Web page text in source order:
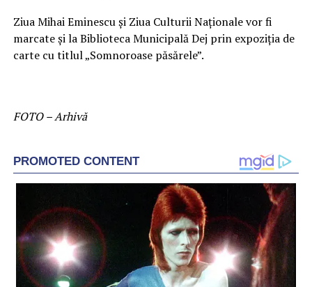
Ziua Mihai Eminescu și Ziua Culturii Naționale vor fi
marcate și la Biblioteca Municipală Dej prin expoziţia de
carte cu titlul „Somnoroase păsărele”.
FOTO – Arhivă